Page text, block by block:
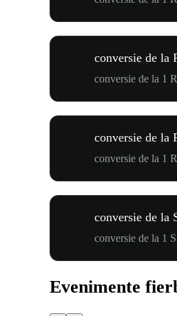
conversie de la
conversie de la 1
conversie de la
conversie de la 1
conversie de la
conversie de la 1
Evenimente